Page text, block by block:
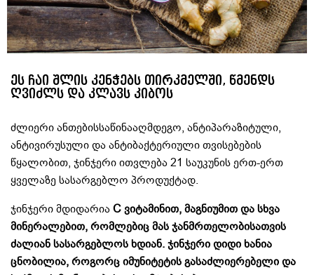
ეს ჩაი შლის კენჭებს თირკმელში, წმენდს
ღვიძლს და კლავს კიბოს
ძლიერი ანთებისსაწინააღმდეგო, ანტიპარაზიტული,
ანტივირუსული და ანტიბაქტერიული თვისებების
წყალობით, ჯინჯერი ითვლება 21 საუკუნის ერთ-ერთ
ყველაზე სასარგებლო პროდუქტად.
ჯინჯერი მდიდარია С ვიტამინით, მაგნიუმით და სხვა
მინერალებით, რომლებიც მას ჯანმრთელობისათვის
ძალიან სასარგებლოს ხდიან. ჯინჯერი დიდი ხანია
ცნობილია, როგორც იმუნიტეტის გასაძლიერებელი და